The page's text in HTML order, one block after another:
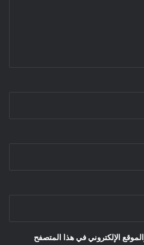
الإلكتروني في هذا المتصفح